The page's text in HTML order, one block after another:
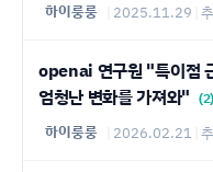
하이룽룽 2025.11.29
openai 연구원 "특이점
엄청난 변화를 가져와" (2)
하이룽룽 2026.02.21